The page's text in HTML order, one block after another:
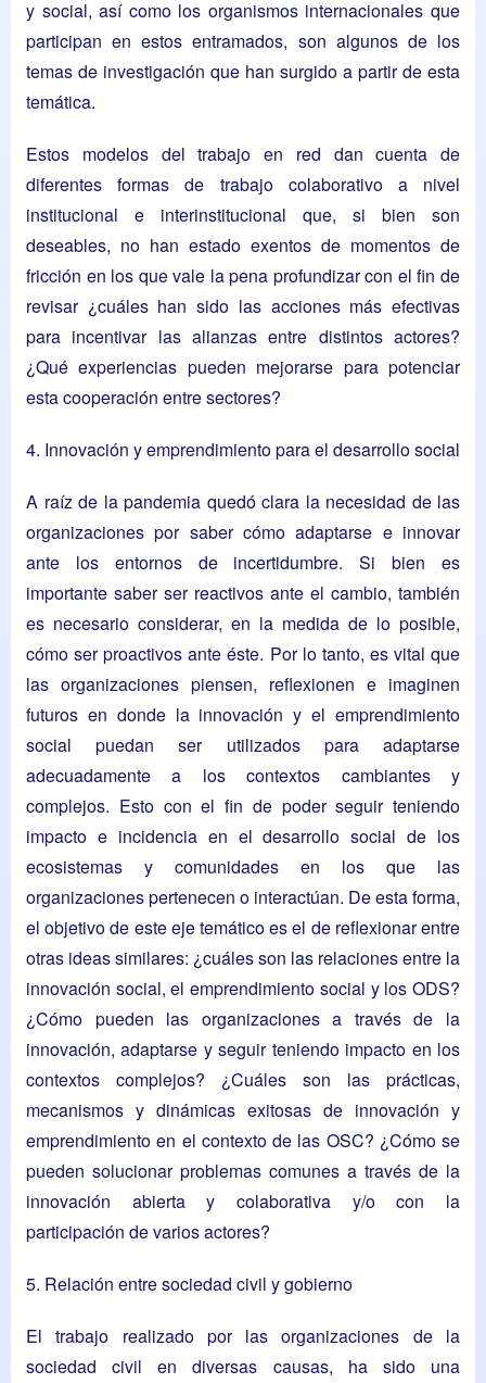
y social, así como los organismos internacionales que
participan en estos entramados, son algunos de los
temas de investigación que han surgido a partir de esta
temática.
Estos modelos del trabajo en red dan cuenta de
diferentes formas de trabajo colaborativo a nivel
institucional e interinstitucional que, si bien son
deseables, no han estado exentos de momentos de
fricción en los que vale la pena profundizar con el fin de
revisar ¿cuáles han sido las acciones más efectivas
para incentivar las alianzas entre distintos actores?
¿Qué experiencias pueden mejorarse para potenciar
esta cooperación entre sectores?
4. Innovación y emprendimiento para el desarrollo social
A raíz de la pandemia quedó clara la necesidad de las
organizaciones por saber cómo adaptarse e innovar
ante los entornos de incertidumbre. Si bien es
importante saber ser reactivos ante el cambio, también
es necesario considerar, en la medida de lo posible,
cómo ser proactivos ante éste. Por lo tanto, es vital que
las organizaciones piensen, reflexionen e imaginen
futuros en donde la innovación y el emprendimiento
social puedan ser utilizados para adaptarse
adecuadamente a los contextos cambiantes y
complejos. Esto con el fin de poder seguir teniendo
impacto e incidencia en el desarrollo social de los
ecosistemas y comunidades en los que las
organizaciones pertenecen o interactúan. De esta forma,
el objetivo de este eje temático es el de reflexionar entre
otras ideas similares: ¿cuáles son las relaciones entre la
innovación social, el emprendimiento social y los ODS?
¿Cómo pueden las organizaciones a través de la
innovación, adaptarse y seguir teniendo impacto en los
contextos complejos? ¿Cuáles son las prácticas,
mecanismos y dinámicas exitosas de innovación y
emprendimiento en el contexto de las OSC? ¿Cómo se
pueden solucionar problemas comunes a través de la
innovación abierta y colaborativa y/o con la
participación de varios actores?
5. Relación entre sociedad civil y gobierno
El trabajo realizado por las organizaciones de la
sociedad civil en diversas causas, ha sido una